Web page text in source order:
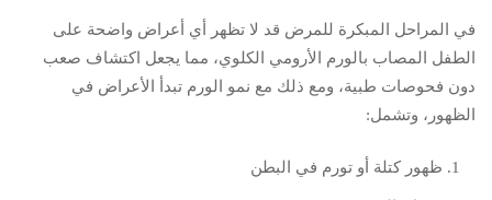
في المراحل المبكرة للمرض قد لا تظهر أي أعراض واضحة على
الطفل المصاب بالورم الأرومي الكلوي، مما يجعل اكتشاف صعب
دون فحوصات طبية، ومع ذلك مع نمو الورم تبدأ الأعراض في
الظهور، وتشمل:
ظهور كتلة أو تورم في البطن